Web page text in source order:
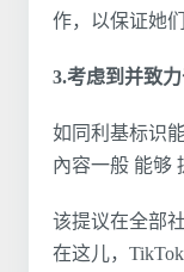
作，以保证她
3.考虑到并致
如同利基标识
內容一般 能够
该提议在全部
在这儿，